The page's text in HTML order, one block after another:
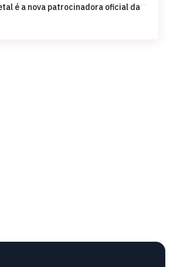
é a nova patrocinadora oficial da